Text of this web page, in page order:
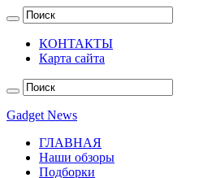
КОНТАКТЫ
Карта сайта
Gadget News
ГЛАВНАЯ
Наши обзоры
Подборки